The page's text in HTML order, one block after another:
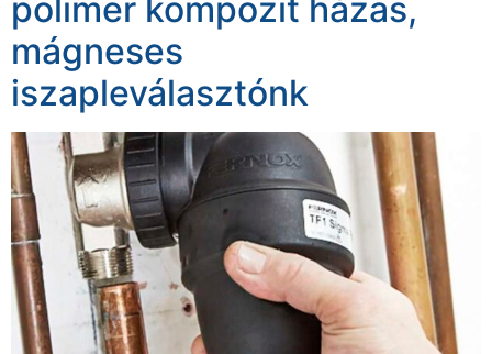
polimer kompozit házas,
mágneses
iszapleválasztónk